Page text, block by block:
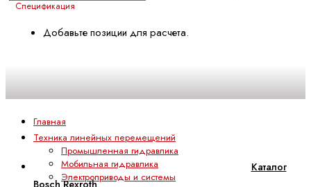
Спецификация
Добавьте позиции для расчета.
Каталог
Bosch Rexroth
Главная
Техника линейных перемещений
Промышленная гидравлика
Мобильная гидравлика
Электроприводы и системы